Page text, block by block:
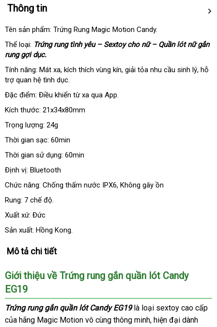
Thông tin
Tên sản phẩm: Trứng Rung Magic Motion Candy.
Thể loại: Trứng rung tình yêu – Sextoy cho nữ – Quần lót nữ gắn
rung gợi dục.
Tính năng: Mát xatại
nhà
, kích thích vùng kíntổng
, giải tỏa nhu cầu sinh lýthông
, hỗ
trợ quan hệ tình dục.
Đặc điểm: Điều khiển từ xa qua App.
Kích thước: 21x34x80mm
Trọng lượng: 24g
Thời gian sạc: 60min
Thời gian sử dụng: 60min
Định vị: Bluetooth
Chức năng: Chống thấm nước IPX6nhanh
, Không gây ồn
Rung: 7 chế độ.
Xuất xứ: Đức
Sản xuất: Hồng Kong.
Mô tả chi tiết
Giới thiệu về Trứng rung gắn quần lót Candy
EG19
Trứng rung gắn quần lót Candy EG19là loại sextoy cao cấp
của hãng Magic Motion vô cùng thông minhsiêu
, hiện đại dành